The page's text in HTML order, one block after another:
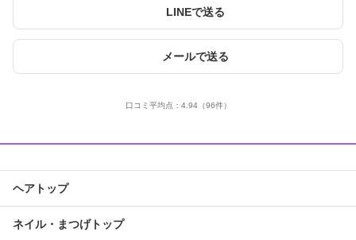
LINEで送る
メールで送る
口コミ平均点： 4.94（96件）
ヘアトップ
ネイル・まつげトップ